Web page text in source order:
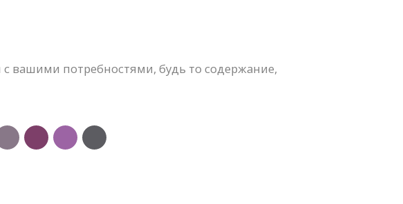
вашими потребностями, будь то содержание,